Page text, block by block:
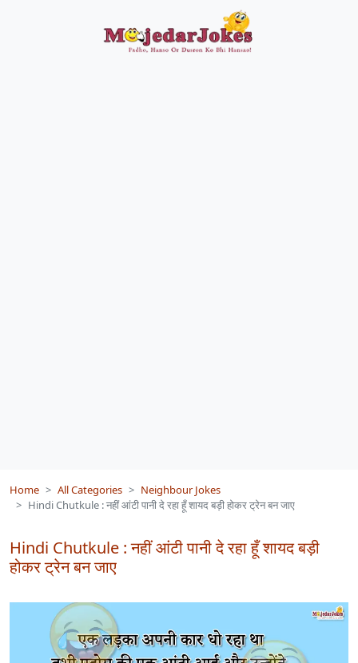
Home All Categories
Neighbour Jokes
Hindi Chutkule : नहीं आंटी पानी दे रहा हूँ शायद बड़ी होकर ट्रेन बन जाए
Hindi Chutkule : नहीं आंटी पानी दे रहा हूँ शायद बड़ी
होकर ट्रेन बन जाए